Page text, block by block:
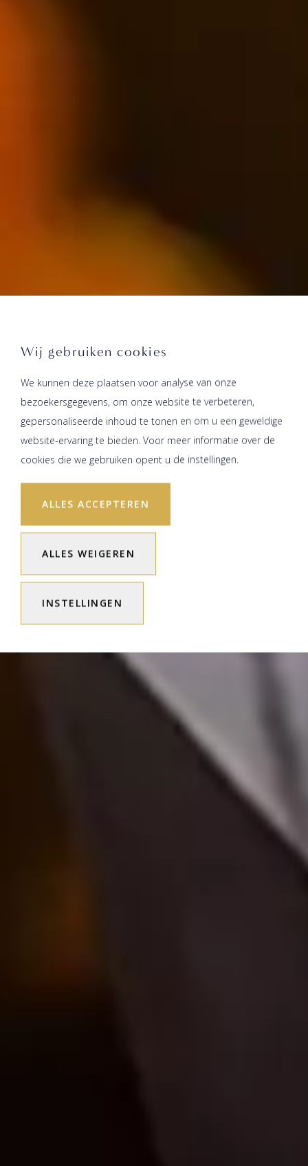
Wij gebruiken cookies
We kunnen deze plaatsen voor analyse van onze
bezoekersgegevens, om onze website te verbeteren,
gepersonaliseerde inhoud te tonen en om u een geweldige
website-ervaring te bieden. Voor meer informatie over de
cookies die we gebruiken opent u de instellingen.
ALLES ACCEPTEREN
ALLES WEIGEREN
INSTELLINGEN